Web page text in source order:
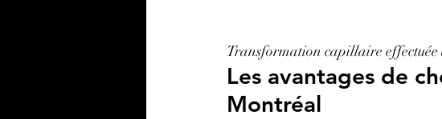
Transformation capillaire effectuée
Les avantages de
Montréal